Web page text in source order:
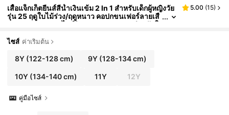
เสื้อแจ็กเก็ตยีนส์สีน้ำเงินเข้ม 2 In 1 สำหรับเด็กผู้หญิงวัย
รุ่น 25 ฤดูใบไม้ร่วง/ฤดูหนาว คอปกขนเฟอร์ลายเสื
อดาว ทรงหลวม สไตล์วินเทจ Y2K เหมาะสำหรับใ
งสรรค์ อยู่บ้าน ช่วงเปิดเทอม วันหยุด
5.00 (15)
ไซส์ ค่าเริ่มต้น
8Y(122-128 cm) 9Y (128-134 cm)
10Y(134-140 cm) 11Y 12Y
คู่มือไซส์